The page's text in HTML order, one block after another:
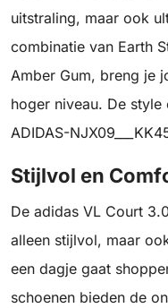
uitstraling, maar ook
combinatie van Earth
Amber Gum, breng je
hoger niveau. De
ADIDAS-
Stijlvol en
De adidas VL Court
alleen stijlvol, maar
een dagje gaat
schoenen bieden de